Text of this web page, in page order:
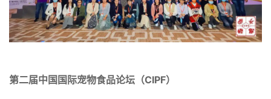
第二届中国国际宠物食品论坛（CIPF）